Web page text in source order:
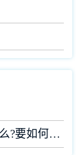
英国学位论文中的非概率抽样是什么?要如何完成?